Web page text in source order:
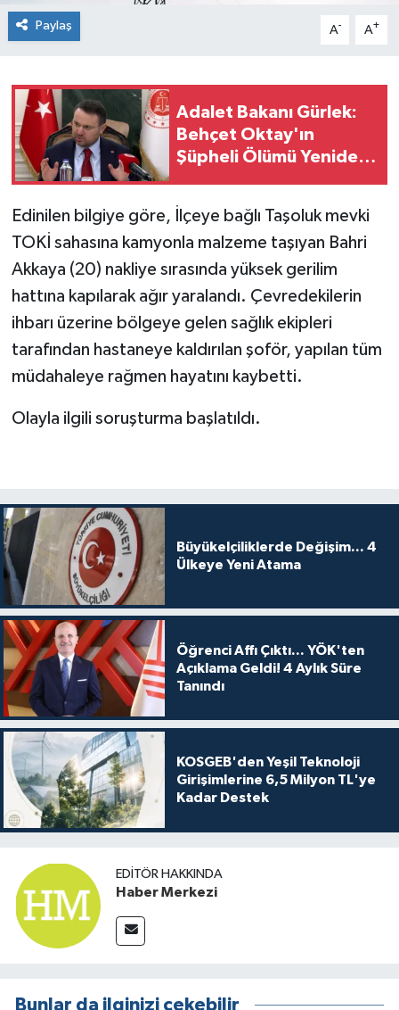
Paylaş A- A+
Adalet Bakanı Gürlek:
Behçet Oktay'ın
Şüpheli Ölümü Yeniden
İncelenecek
Edinilen bilgiye göre, İlçeye bağlı Taşoluk mevki
TOKİ sahasına kamyonla malzeme taşıyan Bahri
Akkaya (20) nakliye sırasında yüksek gerilim
hattına kapılarak ağır yaralandı. Çevredekilerin
ihbarı üzerine bölgeye gelen sağlık ekipleri
tarafından hastaneye kaldırılan şoför, yapılan tüm
müdahaleye rağmen hayatını kaybetti.
Olayla ilgili soruşturma başlatıldı.
Büyükelçiliklerde Değişim... 4
Ülkeye Yeni Atama
Öğrenci Affı Çıktı... YÖK'ten
Açıklama Geldi! 4 Aylık Süre
Tanındı
KOSGEB'den Yeşil Teknoloji
Girişimlerine 6,5 Milyon TL'ye
Kadar Destek
EDITÖR HAKKINDA
Haber Merkezi
Bunlar da ilginizi çekebilir